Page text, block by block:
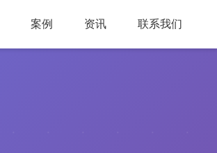
案例 资讯 联系我们